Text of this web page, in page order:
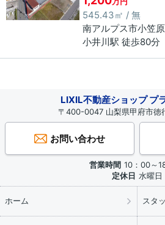
545.43㎡ / 無
南アルプス市小笠原
小井川駅 徒歩80分
LIXIL不動産ショップ プ
〒400-0047 山梨県甲府市徳
お問い合わせ
営業時間 10：00～
定休日 水曜日
ホーム スタ